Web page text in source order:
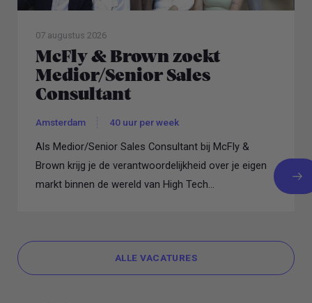
07 augustus 2026
McFly & Brown zoekt
Medior/Senior Sales
Consultant
Amsterdam 40 uur per week
Als Medior/Senior Sales Consultant bij McFly &
Brown krijg je de verantwoordelijkheid over je eigen
markt binnen de wereld van High Tech...
ALLE VACATURES